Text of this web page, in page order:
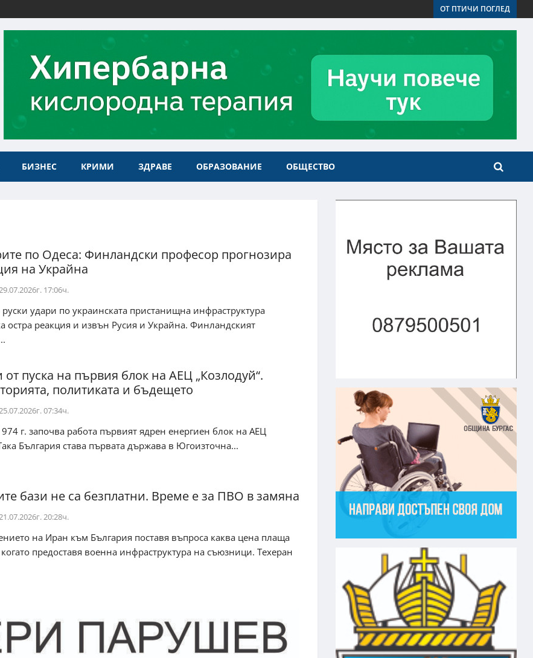
ОТ ПТИЧИ ПОГЛЕД
БИЗНЕС КРИМИ ЗДРАВЕ ОБРАЗОВАНИЕ ОБЩЕСТВО
по Одеса: Финландски професор прогнозира
на Украйна
17:06ч.
удари по украинската пристанищна инфраструктура
остра реакция и извън Русия и Украйна. Финландският
от пуска на първия блок на АЕЦ „Козлодуй“.
политиката и бъдещето
07:34ч.
г. започва работа първият ядрен енергиен блок на АЕЦ
България става първата държава в Югоизточна...
бази не са безплатни. Време е за ПВО в замяна
20:28ч.
на Иран към България поставя въпроса каква цена плаща
предоставя военна инфраструктура на съюзници. Техеран